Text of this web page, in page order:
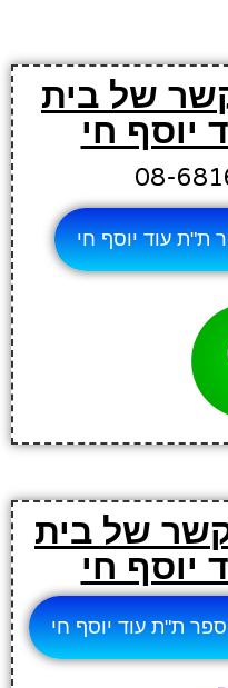
של בית
חי
עוד יוסף חי
קשר של בית
חי
ת"ת עוד יוסף חי